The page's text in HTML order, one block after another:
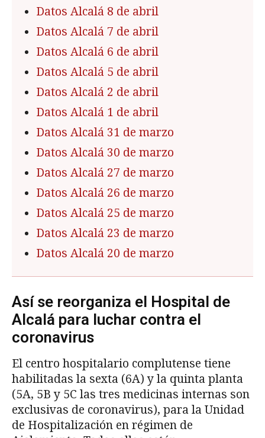
Datos Alcalá 8 de abril
Datos Alcalá 7 de abril
Datos Alcalá 6 de abril
Datos Alcalá 5 de abril
Datos Alcalá 2 de abril
Datos Alcalá 1 de abril
Datos Alcalá 31 de marzo
Datos Alcalá 30 de marzo
Datos Alcalá 27 de marzo
Datos Alcalá 26 de marzo
Datos Alcalá 25 de marzo
Datos Alcalá 23 de marzo
Datos Alcalá 20 de marzo
Así se reorganiza el Hospital de
Alcalá para luchar contra el
coronavirus
El centro hospitalario complutense tiene
habilitadas la sexta (6A) y la quinta planta
(5A, 5B y 5C las tres medicinas internas son
exclusivas de coronavirus), para la Unidad
de Hospitalización en régimen de